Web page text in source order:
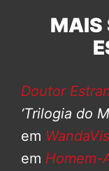
MAIS
Doutor
‘Trilogia do
em
em Homem-